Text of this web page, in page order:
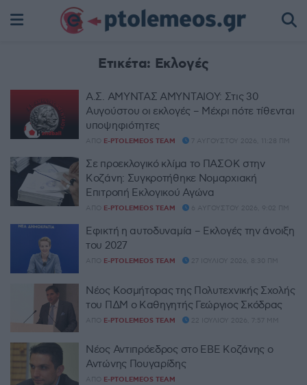
Ετικέτα: Εκλογές
Α.Σ. ΑΜΥΝΤΑΣ ΑΜΥΝΤΑΙΟΥ: Στις 30
Αυγούστου οι εκλογές – Μέχρι πότε τίθενται
υποψηφιότητες
ΑΠΌ E-PTOLEMEOS TEAM 7 ΑΥΓΟΎΣΤΟΥ 2026, 11:28 ΠΜ
Σε προεκλογικό κλίμα το ΠΑΣΟΚ στην
Κοζάνη: Συγκροτήθηκε Νομαρχιακή
Επιτροπή Εκλογικού Αγώνα
ΑΠΌ E-PTOLEMEOS TEAM 6 ΑΥΓΟΎΣΤΟΥ 2026, 9:02 ΠΜ
Εφικτή η αυτοδυναμία – Εκλογές την άνοιξη
του 2027
ΑΠΌ E-PTOLEMEOS TEAM 27 ΙΟΥΛΊΟΥ 2026, 8:30 ΠΜ
Νέος Κοσμήτορας της Πολυτεχνικής Σχολής
του ΠΔΜ ο Καθηγητής Γεώργιος Σκόδρας
ΑΠΌ E-PTOLEMEOS TEAM 22 ΙΟΥΛΊΟΥ 2026, 7:57 ΜΜ
Νέος Αντιπρόεδρος στο ΕΒΕ Κοζάνης ο
Αντώνης Πουγαρίδης
ΑΠΌ E-PTOLEMEOS TEAM